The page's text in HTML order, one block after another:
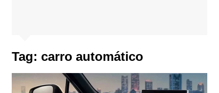
Tag: carro automático